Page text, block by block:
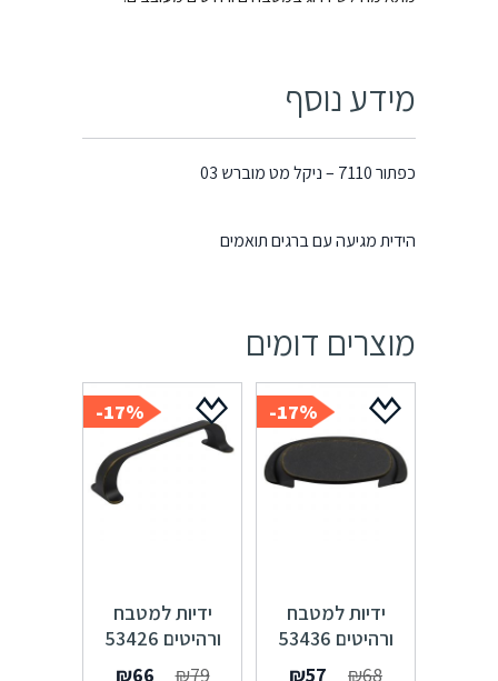
מידע נוסף
כפתור 7110 – ניקל מט מוברש 03
הידית מגיעה עם ברגים תואמים
מוצרים דומים
17%-
ידיות למטבח
ורהיטים 53436
₪68
המחיר
₪57
17%-
ידיות למטבח
ורהיטים 53426
₪79
המחיר
₪66